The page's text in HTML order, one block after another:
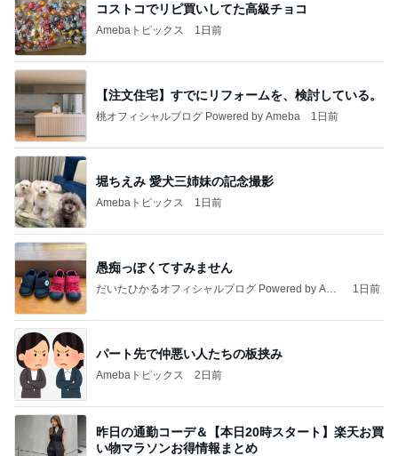
コストコでリピ買いしてた高級チョコ
Amebaトピックス 1日前
【注文住宅】すでにリフォームを、検討している。
桃オフィシャルブログ Powered by Ameba 1日前
堀ちえみ 愛犬三姉妹の記念撮影
Amebaトピックス 1日前
愚痴っぽくてすみません
だいたひかるオフィシャルブログ Powered by Ame
1日前
パート先で仲悪い人たちの板挟み
Amebaトピックス 2日前
昨日の通勤コーデ＆【本日20時スタート】楽天お買
い物マラソンお得情報まとめ